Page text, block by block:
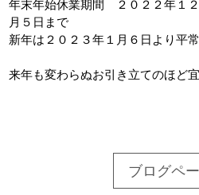
年末年始休業期間 ２０２２年１２
月５日まで
新年は２０２３年１月６日より平
来年も変わらぬお引き立てのほど
ブログペ